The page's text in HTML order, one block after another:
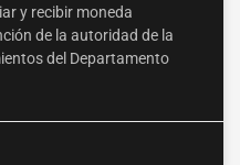
y recibir moneda
de la autoridad de la
del Departamento